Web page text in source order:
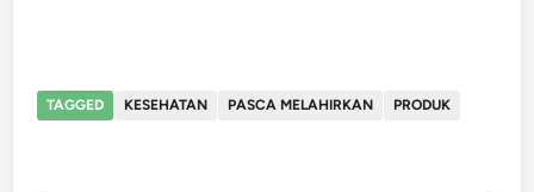
TAGGED KESEHATAN PASCA MELAHIRKAN PRODUK